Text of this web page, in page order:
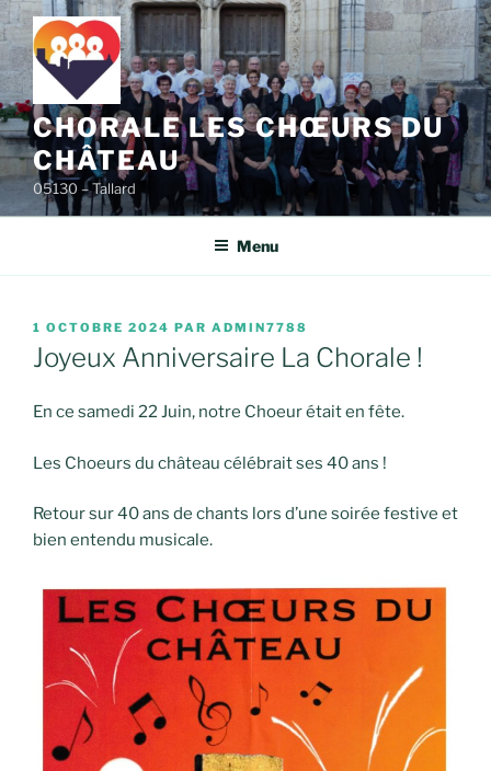
Aller
au
contenu
principal
CHORALE LES CHŒURS DU
CHÂTEAU
05130 – Tallard
Menu
PUBLIÉ
LE
1 OCTOBRE 2024 PAR ADMIN7788
Joyeux Anniversaire La Chorale !
En ce samedi 22 Juin, notre Choeur était en fête.
Les Choeurs du château célébrait ses 40 ans !
Retour sur 40 ans de chants lors d’une soirée festive et
bien entendu musicale.